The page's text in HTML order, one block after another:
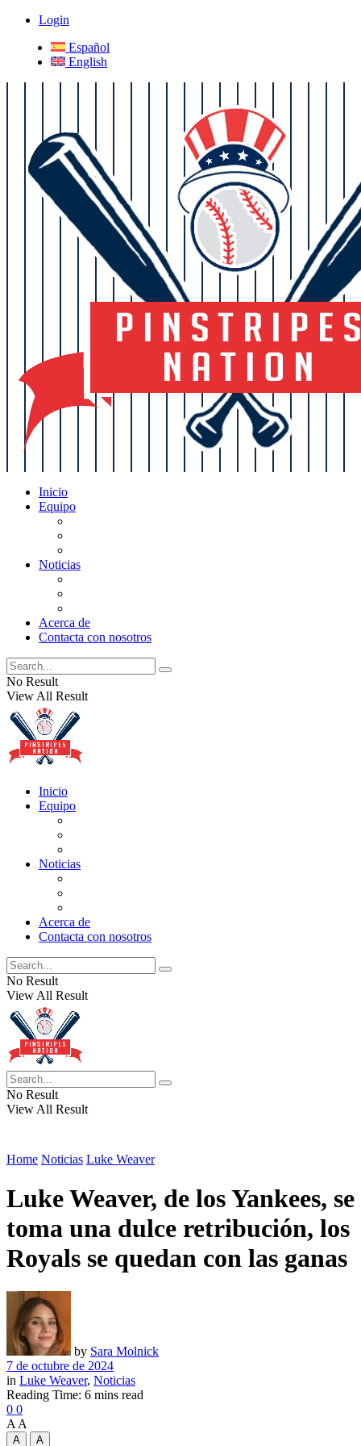
Login
Español
English
Inicio
Equipo
Noticias
Acerca de
Contacta con nosotros
No Result
View All Result
Inicio
Equipo
Noticias
Acerca de
Contacta con nosotros
No Result
View All Result
No Result
View All Result
Home Noticias Luke Weaver
Luke Weaver, de los Yankees, se
toma una dulce retribución, los
Royals se quedan con las ganas
by Sara Molnick
7 de octubre de 2024
in Luke Weaver, Noticias
Reading Time: 6 mins read
0 0
A A
A
A